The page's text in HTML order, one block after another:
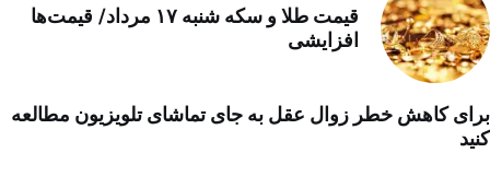
قیمت طلا و سکه شنبه ۱۷ مرداد/ قیمت‌ها
افزایشی
برای کاهش خطر زوال عقل به جای تماشای تلویزیون مطالعه
کنید